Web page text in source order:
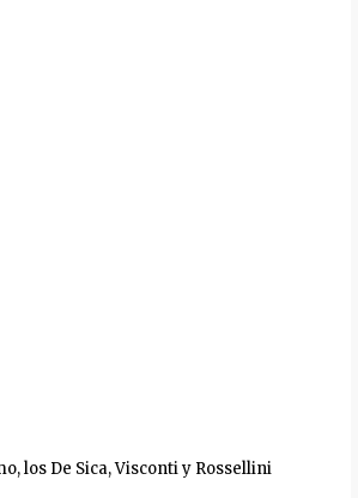
los De Sica, Visconti y Rossellini